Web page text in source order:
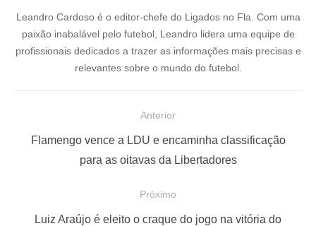
Leandro Cardoso é o editor-chefe do Ligados no Fla. Com uma
paixão inabalável pelo futebol, Leandro lidera uma equipe de
profissionais dedicados a trazer as informações mais precisas e
relevantes sobre o mundo do futebol.
Anterior
Flamengo vence a LDU e encaminha classificação
para as oitavas da Libertadores
Próximo
Luiz Araújo é eleito o craque do jogo na vitória do